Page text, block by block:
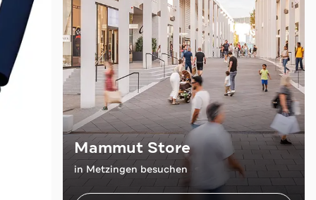
Mammut Store
in Metzingen besuchen